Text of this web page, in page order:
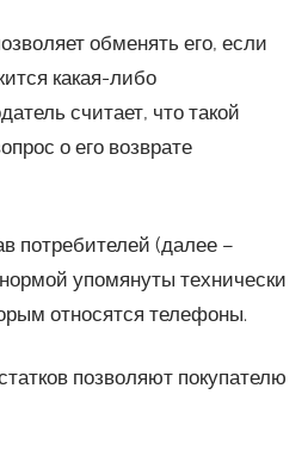
обменять его, если
какая-либо
считает, что такой
о его возврате
потребителей (далее –
упомянуты технически
относятся телефоны.
позволяют покупателю